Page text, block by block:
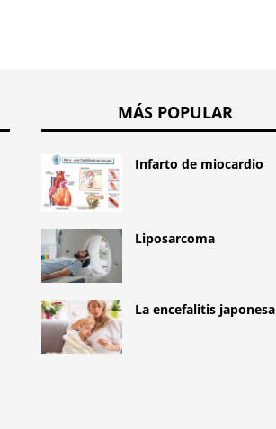
MÁS POPULAR
Infarto de miocardio
Liposarcoma
La encefalitis japonesa